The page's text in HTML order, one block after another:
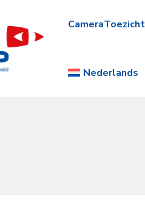
CameraToezicht
Nederlands